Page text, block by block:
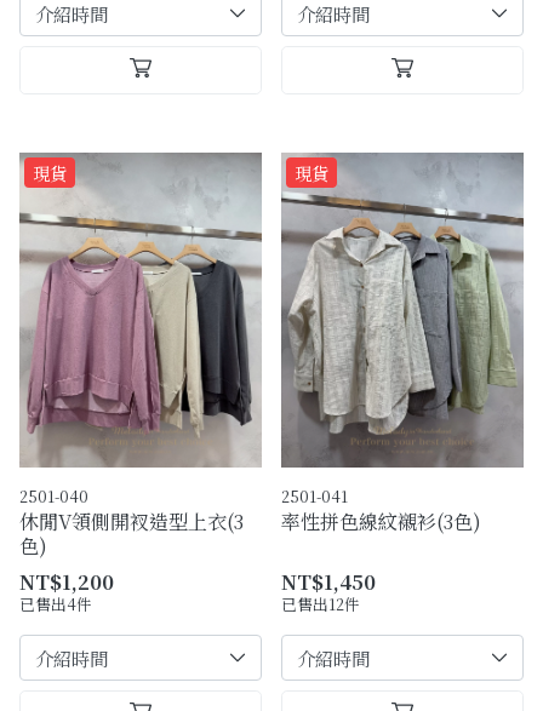
現貨
2501-040
休閒V領側開衩造型上衣(3
色)
NT$1,200
已售出4件
現貨
2501-041
率性拼色線紋襯衫(3色)
NT$1,450
已售出12件